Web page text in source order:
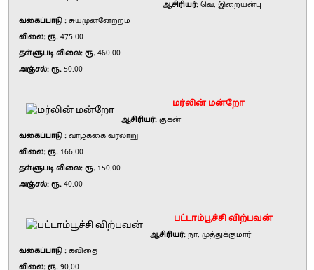
ஆசிரியர்: வெ. இறையன்பு
வகைப்பாடு : சுயமுன்னேற்றம்
விலை: ரூ. 475.00
தள்ளுபடி விலை: ரூ. 460.00
அஞ்சல்: ரூ. 50.00
மர்லின் மன்றோ
ஆசிரியர்: குகன்
வகைப்பாடு : வாழ்க்கை வரலாறு
விலை: ரூ. 166.00
தள்ளுபடி விலை: ரூ. 150.00
அஞ்சல்: ரூ. 40.00
பட்டாம்பூச்சி விற்பவன்
ஆசிரியர்: நா. முத்துக்குமார்
வகைப்பாடு : கவிதை
விலை: ரூ. 90.00